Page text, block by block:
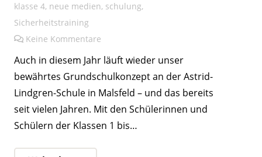
klasse 4, neue medien, schulung,
Sicherheitstraining
Keine Kommentare
Auch in diesem Jahr läuft wieder unser
bewährtes Grundschulkonzept an der Astrid-
Lindgren-Schule in Malsfeld – und das bereits
seit vielen Jahren. Mit den Schülerinnen und
Schülern der Klassen 1 bis…